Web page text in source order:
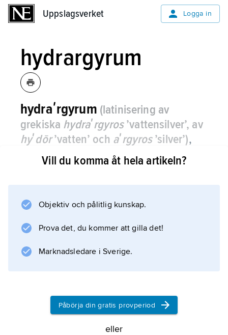
Uppslagsverket Logga in
hydrargyrum
hydraʹrgyrum (latinisering av
grekiska hydraʹrgyros’vattensilver’, av
hyʹdōr’vatten’ och aʹrgyros’silver’),
det antika namnet på kvicksilver; därav
kemiska tecknet Hg.
Information om artikeln
Vill du komma åt hela artikeln?
Objektiv och pålitlig kunskap.
Prova det, du kommer att gilla det!
Marknadsledare i Sverige.
Påbörja din gratis provperiod
eller